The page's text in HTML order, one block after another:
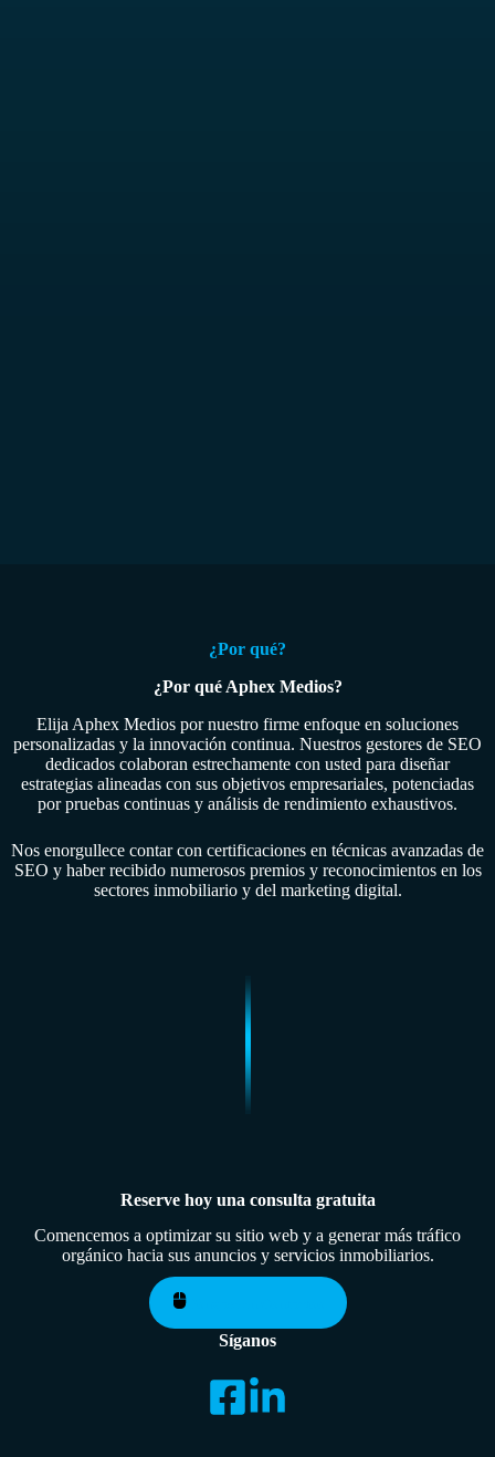
¿Por qué?
¿Por qué Aphex Medios?
Elija Aphex Medios por nuestro firme enfoque en soluciones
personalizadas y la innovación continua. Nuestros gestores de SEO
dedicados colaboran estrechamente con usted para diseñar
estrategias alineadas con sus objetivos empresariales, potenciadas
por pruebas continuas y análisis de rendimiento exhaustivos.
Nos enorgullece contar con certificaciones en técnicas avanzadas de
SEO y haber recibido numerosos premios y reconocimientos en los
sectores inmobiliario y del marketing digital.
Reserve hoy una consulta gratuita
Comencemos a optimizar su sitio web y a generar más tráfico
orgánico hacia sus anuncios y servicios inmobiliarios.
Síganos